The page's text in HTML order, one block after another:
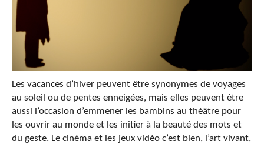
Les vacances d’hiver peuvent être synonymes de voyages
au soleil ou de pentes enneigées, mais elles peuvent être
aussi l’occasion d’emmener les bambins au théâtre pour
les ouvrir au monde et les initier à la beauté des mots et
du geste. Le cinéma et les jeux vidéo c’est bien, l’art vivant,